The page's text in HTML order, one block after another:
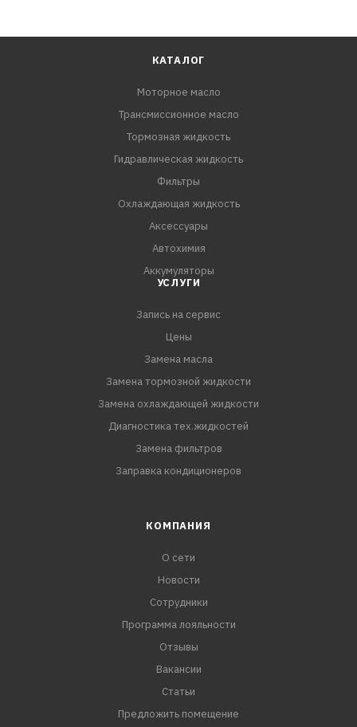
КАТАЛОГ
Моторное масло
Трансмиссионное масло
Тормозная жидкость
Гидравлическая жидкость
Фильтры
Охлаждающая жидкость
Аксессуары
Автохимия
Аккумуляторы
УСЛУГИ
Запись на сервис
Цены
Замена масла
Замена тормозной жидкости
Замена охлаждающей жидкости
Диагностика тех.жидкостей
Замена фильтров
Заправка кондиционеров
КОМПАНИЯ
О сети
Новости
Сотрудники
Программа лояльности
Отзывы
Вакансии
Статьи
Предложить помещение